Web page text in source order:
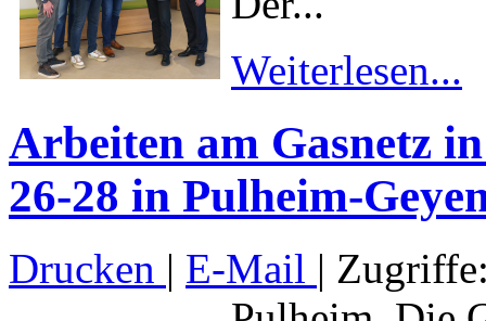
Weiterlesen...
Arbeiten am Gasnetz
26-28 in Pulheim-
Drucken | E-Mail |